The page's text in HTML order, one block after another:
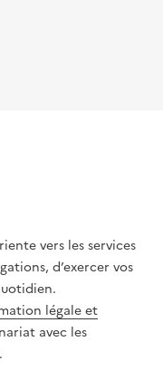
vers les services
d’exercer vos
légale et
avec les